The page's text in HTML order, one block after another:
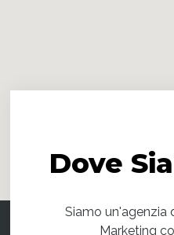
Dove
Siamo un'agenzia
Marketing